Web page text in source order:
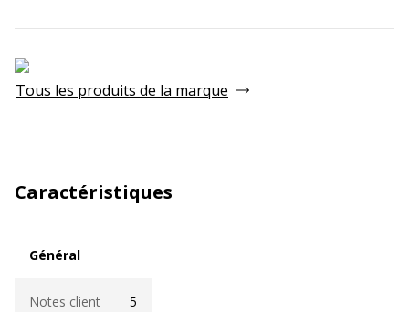
Tous les produits de la marque
Caractéristiques
Général
Notes client 5